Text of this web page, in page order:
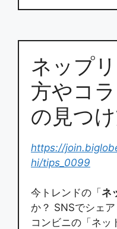
ネップ
方やコ
の見つ
https://
hi/tips_0099
今トレンドの「 ネ
か？ SNSでシェア
コンビニの「ネッ